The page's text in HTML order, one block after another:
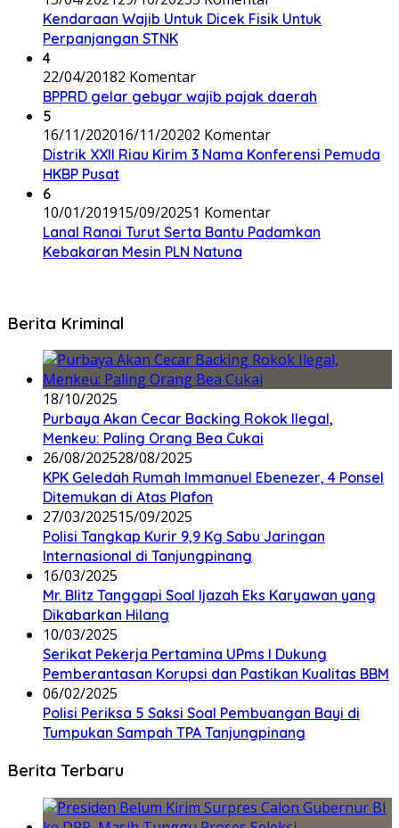
Kendaraan Wajib Untuk Dicek Fisik Untuk
Perpanjangan STNK
4
22/04/20182 Komentar
BPPRD gelar gebyar wajib pajak daerah
5
16/11/202016/11/20202 Komentar
Distrik XXII Riau Kirim 3 Nama Konferensi Pemuda
HKBP Pusat
6
10/01/201915/09/20251 Komentar
Lanal Ranai Turut Serta Bantu Padamkan
Kebakaran Mesin PLN Natuna
Berita Kriminal
18/10/2025
Purbaya Akan Cecar Backing Rokok Ilegal,
Menkeu: Paling Orang Bea Cukai
26/08/202528/08/2025
KPK Geledah Rumah Immanuel Ebenezer, 4 Ponsel
Ditemukan di Atas Plafon
27/03/202515/09/2025
Polisi Tangkap Kurir 9,9 Kg Sabu Jaringan
Internasional di Tanjungpinang
16/03/2025
Mr. Blitz Tanggapi Soal Ijazah Eks Karyawan yang
Dikabarkan Hilang
10/03/2025
Serikat Pekerja Pertamina UPms I Dukung
Pemberantasan Korupsi dan Pastikan Kualitas BBM
06/02/2025
Polisi Periksa 5 Saksi Soal Pembuangan Bayi di
Tumpukan Sampah TPA Tanjungpinang
Berita Terbaru